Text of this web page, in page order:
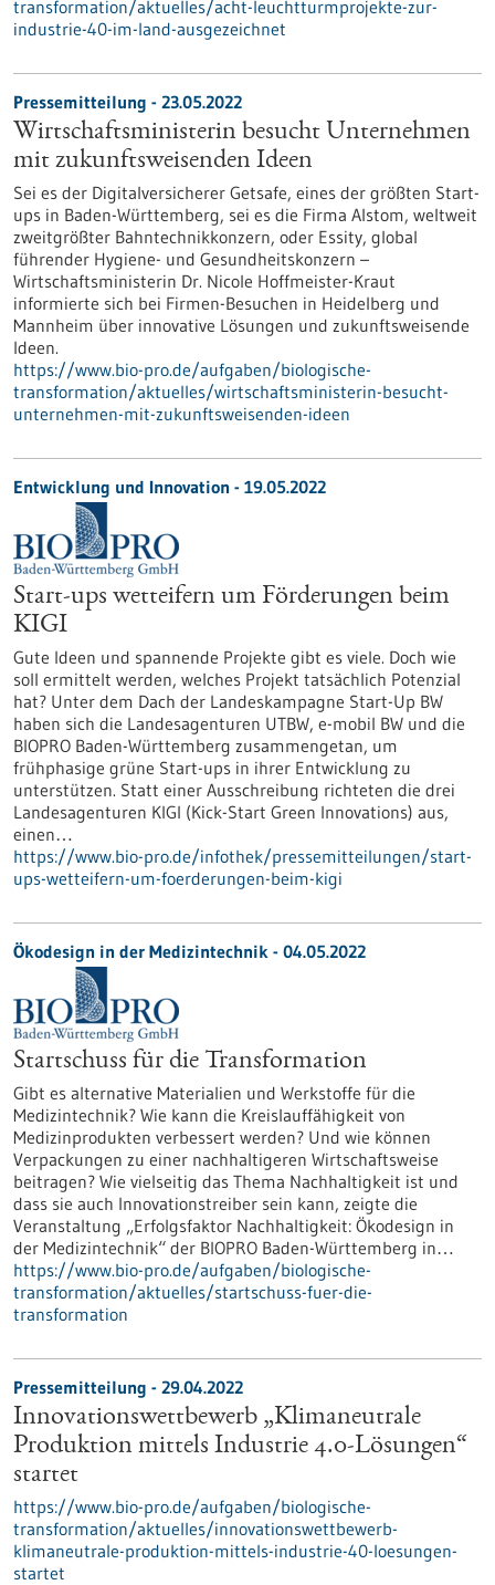
transformation/aktuelles/acht-leuchtturmprojekte-zur-
industrie-40-im-land-ausgezeichnet
Pressemitteilung - 23.05.2022
Wirtschaftsministerin besucht Unternehmen
mit zukunftsweisenden Ideen
Sei es der Digitalversicherer Getsafe, eines der größten Start-
ups in Baden-Württemberg, sei es die Firma Alstom, weltweit
zweitgrößter Bahntechnikkonzern, oder Essity, global
führender Hygiene- und Gesundheitskonzern –
Wirtschaftsministerin Dr. Nicole Hoffmeister-Kraut
informierte sich bei Firmen-Besuchen in Heidelberg und
Mannheim über innovative Lösungen und zukunftsweisende
Ideen.
https://www.bio-pro.de/aufgaben/biologische-
transformation/aktuelles/wirtschaftsministerin-besucht-
unternehmen-mit-zukunftsweisenden-ideen
Entwicklung und Innovation - 19.05.2022
Start-ups wetteifern um Förderungen beim
KIGI
Gute Ideen und spannende Projekte gibt es viele. Doch wie
soll ermittelt werden, welches Projekt tatsächlich Potenzial
hat? Unter dem Dach der Landeskampagne Start-Up BW
haben sich die Landesagenturen UTBW, e-mobil BW und die
BIOPRO Baden-Württemberg zusammengetan, um
frühphasige grüne Start-ups in ihrer Entwicklung zu
unterstützen. Statt einer Ausschreibung richteten die drei
Landesagenturen KIGI (Kick-Start Green Innovations) aus,
einen…
https://www.bio-pro.de/infothek/pressemitteilungen/start-
ups-wetteifern-um-foerderungen-beim-kigi
Ökodesign in der Medizintechnik - 04.05.2022
Startschuss für die Transformation
Gibt es alternative Materialien und Werkstoffe für die
Medizintechnik? Wie kann die Kreislauffähigkeit von
Medizinprodukten verbessert werden? Und wie können
Verpackungen zu einer nachhaltigeren Wirtschaftsweise
beitragen? Wie vielseitig das Thema Nachhaltigkeit ist und
dass sie auch Innovationstreiber sein kann, zeigte die
Veranstaltung „Erfolgsfaktor Nachhaltigkeit: Ökodesign in
der Medizintechnik“ der BIOPRO Baden-Württemberg in…
https://www.bio-pro.de/aufgaben/biologische-
transformation/aktuelles/startschuss-fuer-die-
transformation
Pressemitteilung - 29.04.2022
Innovationswettbewerb „Klimaneutrale
Produktion mittels Industrie 4.0-Lösungen“
startet
https://www.bio-pro.de/aufgaben/biologische-
transformation/aktuelles/innovationswettbewerb-
klimaneutrale-produktion-mittels-industrie-40-loesungen-
startet